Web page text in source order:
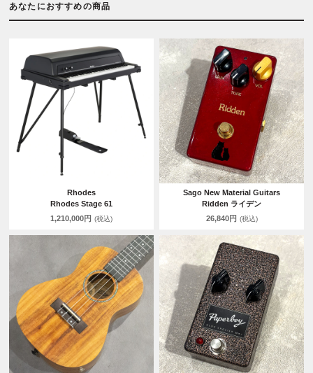
あなたにおすすめの商品
Rhodes
Rhodes Stage 61
1,210,000円 (税込)
Sago New Material Guitars
Ridden ライデン
26,840円 (税込)